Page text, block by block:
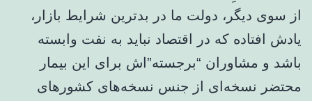
از سوی دیگر، دولت ما در بدترین شرایط بازار،
یادش افتاده که در اقتصاد نباید به نفت وابسته
باشد و مشاوران “برجسته”‌اش برای این بیمار
محتضر نسخه‌ای از جنس نسخه‌های کشورهای